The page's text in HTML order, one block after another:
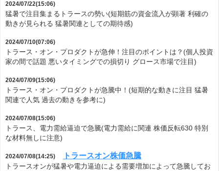
2024/07/22(15:06)
猛暑で注目集まるトラースの勢い(短期筋の資金流入が顕著 利確の
動きが見られる 猛暑関連としての期待感)
2024/07/10(07:06)
トラース・オン・プロダクトが急伸！注目のポイントは？(個人投資
家の間で話題 悪いタイミングでの損切り グロース市場で注目)
2024/07/09(15:06)
トラース・オン・プロダクトが急騰中！(短期的な動きに注目 猛暑
関連で人気 過去の動きを参考に)
2024/07/08(15:06)
トラース、電力需給逼迫で急騰(電力需給に関連 株価反転630 特別
な材料無しに注意)
2024/07/08(14:25) トラースオン株価急騰
トラースオンが猛暑や電力逼迫による需要増加によって急騰してお